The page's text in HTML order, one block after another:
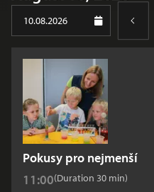
10.08.2026
Pokusy pro nejmenší
Show times
11:00(Duration 30 min)